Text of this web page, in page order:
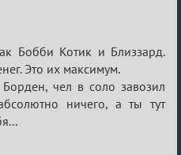
Бобби Котик и Близзард.
Это их максимум.
чел в соло завозил
ничего, а ты тут